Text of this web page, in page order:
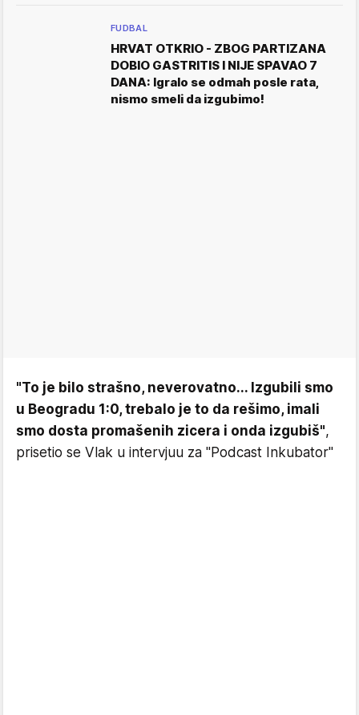
FUDBAL
HRVAT OTKRIO - ZBOG PARTIZANA
DOBIO GASTRITIS I NIJE SPAVAO 7
DANA: Igralo se odmah posle rata,
nismo smeli da izgubimo!
"To je bilo strašno, neverovatno... Izgubili smo
u Beogradu 1:0, trebalo je to da rešimo, imali
smo dosta promašenih zicera i onda izgubiš",
prisetio se Vlak u intervjuu za "Podcast Inkubator"